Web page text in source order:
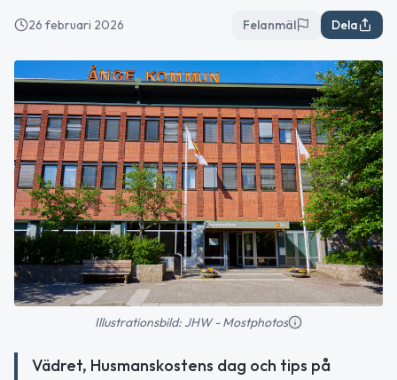
26 februari 2026 Felanmäl Dela
Illustrationsbild: JHW - Mostphotos
Vädret, Husmanskostens dag och tips på